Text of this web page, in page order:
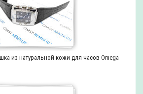
из натуральной кожи для часов Omega